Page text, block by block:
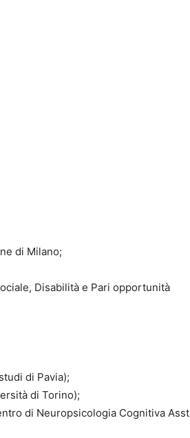
di Milano;
Disabilità e Pari opportunità
di Pavia);
di Torino);
di Neuropsicologia Cognitiva Asst